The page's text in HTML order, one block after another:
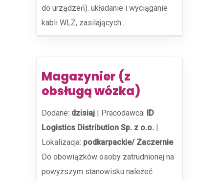
do urządzeń). układanie i wyciąganie
kabli WLZ, zasilających...
Magazynier (z
obsługą wózka)
Dodane: dzisiaj | Pracodawca: ID
Logistics Distribution Sp. z o.o. |
Lokalizacja: podkarpackie/ Zaczernie
Do obowiązków osoby zatrudnionej na
powyższym stanowisku należeć